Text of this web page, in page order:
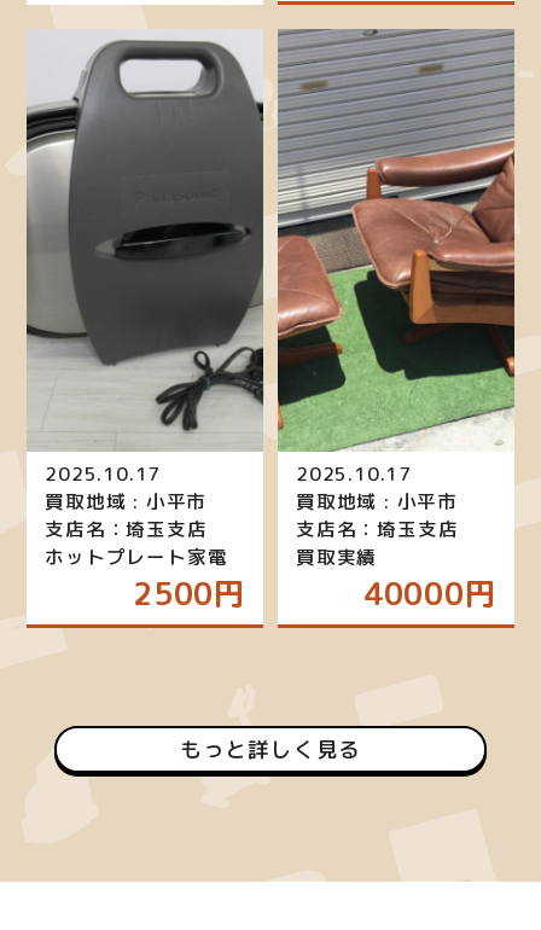
2025.10.17
買取地域 : 小平市
支店名：埼玉支店
ホットプレート家電
2500円
2025.10.17
買取地域 : 小平市
支店名：埼玉支店
買取実績
40000円
もっと詳しく見る